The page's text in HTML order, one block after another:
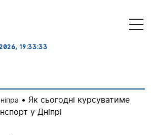
, 19:33:34
• Як сьогодні курсуватиме
у Дніпрі